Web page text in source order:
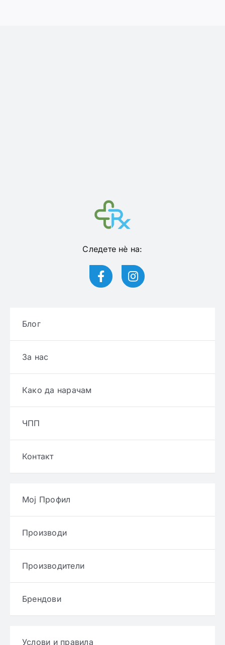
Следете нѐ на:
Блог
За нас
Како да нарачам
ЧПП
Контакт
Мој Профил
Производи
Производители
Брендови
Услови и правила